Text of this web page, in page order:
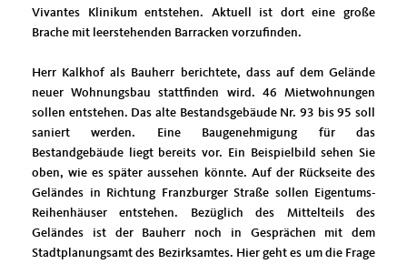
Vivantes Klinikum entstehen. Aktuell ist dort eine große
Brache mit leerstehenden Barracken vorzufinden.
Herr Kalkhof als Bauherr berichtete, dass auf dem Gelände
neuer Wohnungsbau stattfinden wird. 46 Mietwohnungen
sollen entstehen. Das alte Bestandsgebäude Nr. 93 bis 95 soll
saniert werden. Eine Baugenehmigung für das
Bestandgebäude liegt bereits vor. Ein Beispielbild sehen Sie
oben, wie es später aussehen könnte. Auf der Rückseite des
Geländes in Richtung Franzburger Straße sollen Eigentums-
Reihenhäuser entstehen. Bezüglich des Mittelteils des
Geländes ist der Bauherr noch in Gesprächen mit dem
Stadtplanungsamt des Bezirksamtes. Hier geht es um die Frage